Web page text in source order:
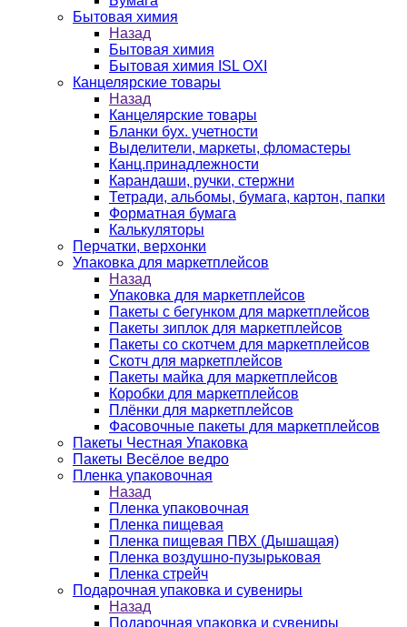
Бытовая химия
Назад
Бытовая химия
Бытовая химия ISL OXI
Канцелярские товары
Назад
Канцелярские товары
Бланки бух. учетности
Выделители, маркеты, фломастеры
Канц.принадлежности
Карандаши, ручки, стержни
Тетради, альбомы, бумага, картон, папки
Форматная бумага
Калькуляторы
Перчатки, верхонки
Упаковка для маркетплейсов
Назад
Упаковка для маркетплейсов
Пакеты с бегунком для маркетплейсов
Пакеты зиплок для маркетплейсов
Пакеты со скотчем для маркетплейсов
Скотч для маркетплейсов
Пакеты майка для маркетплейсов
Коробки для маркетплейсов
Плёнки для маркетплейсов
Фасовочные пакеты для маркетплейсов
Пакеты Честная Упаковка
Пакеты Весёлое ведро
Пленка упаковочная
Назад
Пленка упаковочная
Пленка пищевая
Пленка пищевая ПВХ (Дышащая)
Пленка воздушно-пузырьковая
Пленка стрейч
Подарочная упаковка и сувениры
Назад
Подарочная упаковка и сувениры